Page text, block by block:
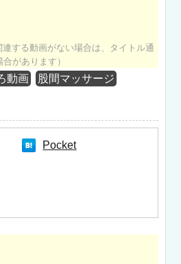
する動画がない場合は、タイトル通
があります）
動画
股間マッサージ
Pocket